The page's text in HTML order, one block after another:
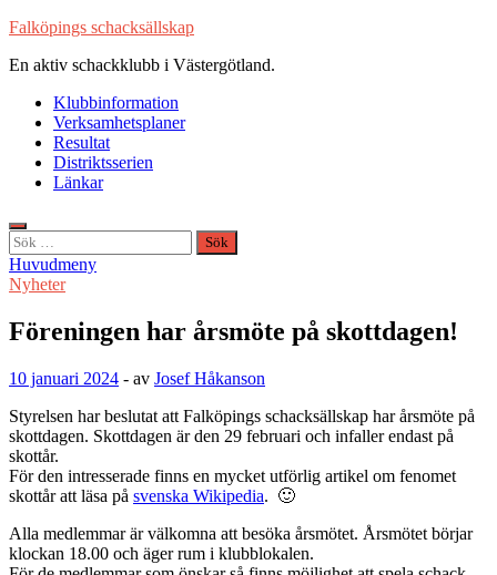
Hoppa
innehåll
Falköpings schacksällskap
En aktiv schackklubb i Västergötland.
Klubbinformation
Verksamhetsplaner
Resultat
Distriktsserien
Länkar
Sök
efter:
Huvudmeny
Nyheter
Föreningen har årsmöte på skottdagen!
10 januari 2024 - av Josef Håkanson
Styrelsen har beslutat att Falköpings schacksällskap har årsmöte på
skottdagen. Skottdagen är den 29 februari och infaller endast på
skottår.
För den intresserade finns en mycket utförlig artikel om fenomet
skottår att läsa på svenska Wikipedia. 🙂
Alla medlemmar är välkomna att besöka årsmötet. Årsmötet börjar
klockan 18.00 och äger rum i klubblokalen.